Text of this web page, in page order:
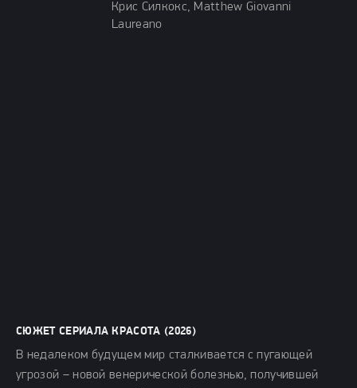
Крис Силкокс, Matthew Giovanni
Laureano
СЮЖЕТ СЕРИАЛА КРАСОТА (2026)
В недалеком будущем мир сталкивается с пугающей
угрозой – новой венерической болезнью, получившей